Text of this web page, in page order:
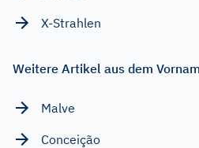
X-Strahlen
Weitere Artikel aus dem
Malve
Conceição